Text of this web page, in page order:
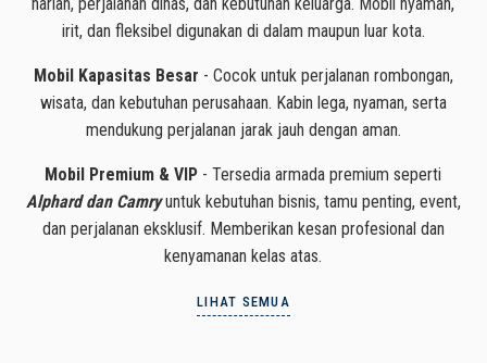
irit, dan fleksibel digunakan di dalam maupun luar kota.
Mobil Kapasitas Besar - Cocok untuk perjalanan rombongan,
wisata, dan kebutuhan perusahaan. Kabin lega, nyaman, serta
mendukung perjalanan jarak jauh dengan aman.
Mobil Premium & VIP - Tersedia armada premium seperti
Alphard dan Camryuntuk kebutuhan bisnis, tamu penting, event,
dan perjalanan eksklusif. Memberikan kesan profesional dan
kenyamanan kelas atas.
LIHAT SEMUA